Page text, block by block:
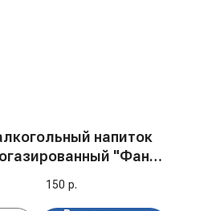
напиток
"Фанта
Англия, 0,33 л
150 р.